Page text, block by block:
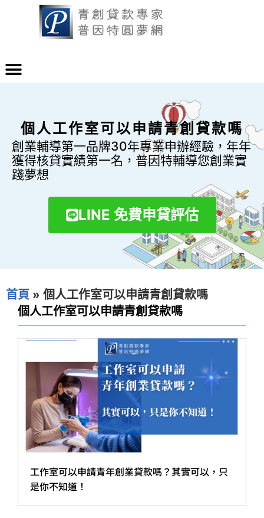
個人工作室可以申請青創貸款嗎
創業輔導第一品牌30年專業申辦經驗，年年
獲得核貸實績第一名，普因特輔導您創業實
踐夢想
LINE 免費申貸評估
首頁 » 個人工作室可以申請青創貸款嗎
個人工作室可以申請青創貸款嗎
工作室可以申請青年創業貸款嗎？其實可以，只
是你不知道！